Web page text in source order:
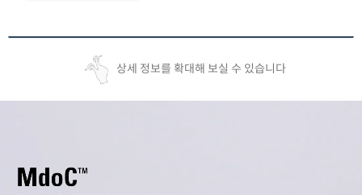
상세 정보를 확대해 보실 수 있습니다